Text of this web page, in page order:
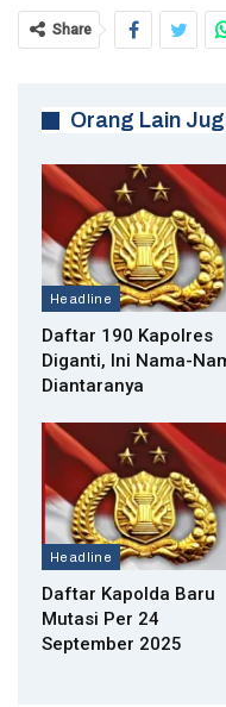
Share
Orang Lain
Headline
Daftar 190 Kapolres
Diganti, Ini Nama-
Diantaranya
Headline
Daftar Kapolda Baru
Mutasi Per 24
September 2025